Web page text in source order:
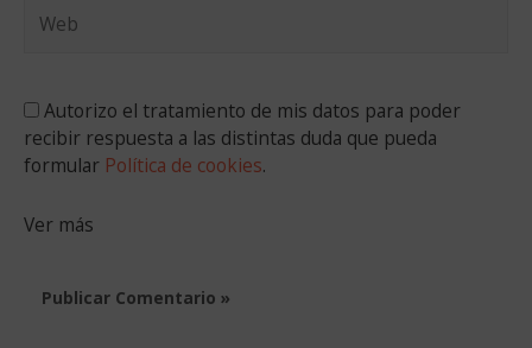
Autorizo el tratamiento de mis datos para poder
recibir respuesta a las distintas duda que pueda
formular Política de cookies.
Ver más